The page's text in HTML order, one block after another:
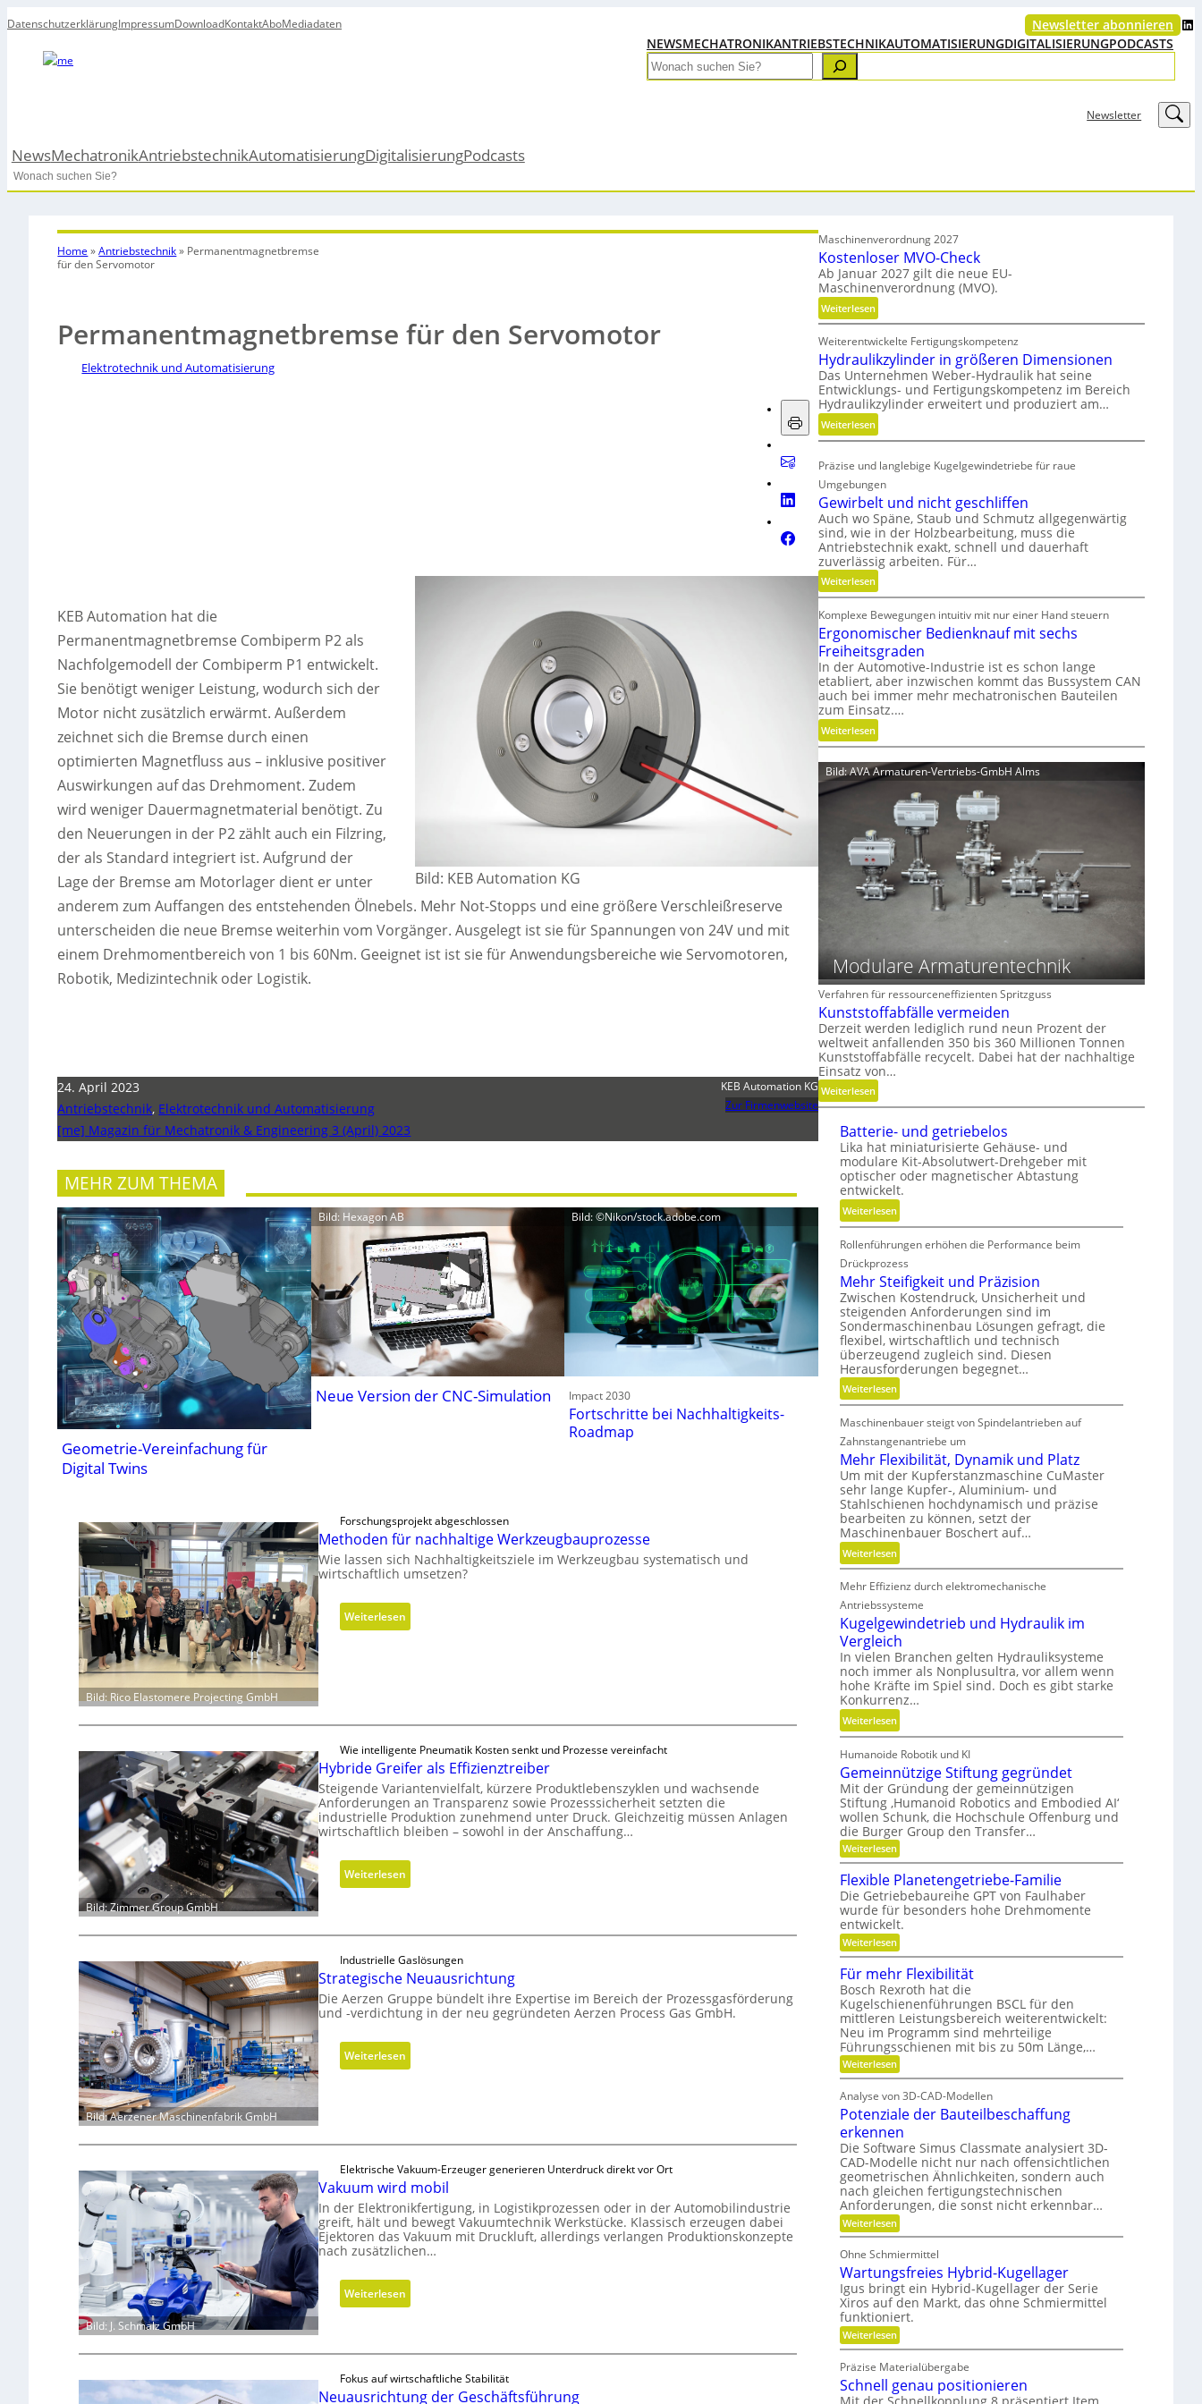
DatenschutzerklärungImpressumDownloadKontaktAboMediadaten Newsletter abonnieren LinkedIn
NEWSMECHATRONIKANTRIEBSTECHNIKAUTOMATISIERUNGDIGITALISIERUNGPODCASTS
Search
Newsletter LinkedIn
NewsMechatronikAntriebstechnikAutomatisierungDigitalisierungPodcasts
Search
Home »Antriebstechnik» Permanentmagnetbremse
für den Servomotor
Permanentmagnetbremse für den Servomotor
Elektrotechnik und Automatisierung
Bild: KEB Automation KG
KEB Automation hat die
Permanentmagnetbremse Combiperm P2 als
Nachfolgemodell der Combiperm P1 entwickelt.
Sie benötigt weniger Leistung, wodurch sich der
Motor nicht zusätzlich erwärmt. Außerdem
zeichnet sich die Bremse durch einen
optimierten Magnetfluss aus – inklusive positiver
Auswirkungen auf das Drehmoment. Zudem
wird weniger Dauermagnetmaterial benötigt. Zu
den Neuerungen in der P2 zählt auch ein Filzring,
der als Standard integriert ist. Aufgrund der
Lage der Bremse am Motorlager dient er unter
anderem zum Auffangen des entstehenden Ölnebels. Mehr Not-Stopps und eine größere Verschleißreserve
unterscheiden die neue Bremse weiterhin vom Vorgänger. Ausgelegt ist sie für Spannungen von 24V und mit
einem Drehmomentbereich von 1 bis 60Nm. Geeignet ist ist sie für Anwendungsbereiche wie Servomotoren,
Robotik, Medizintechnik oder Logistik.
24. April 2023
Antriebstechnik, Elektrotechnik und Automatisierung
[me] Magazin für Mechatronik & Engineering 3 (April) 2023
KEB Automation KG
Zur Firmenwebsite
MEHR ZUM THEMA
Geometrie-Vereinfachung für
Digital Twins
Bild: Hexagon AB
Neue Version der CNC-Simulation
Bild: ©Nikon/stock.adobe.com
Impact 2030
Fortschritte bei Nachhaltigkeits-
Roadmap
Bild: Rico Elastomere Projecting GmbH
Forschungsprojekt abgeschlossen
Methoden für nachhaltige Werkzeugbauprozesse
Wie lassen sich Nachhaltigkeitsziele im Werkzeugbau systematisch und
wirtschaftlich umsetzen?
Weiterlesen:
M
d
e
n
f
ü
r
n
a
c
a
l
t
g
W
e
e
g
b
a
u
p
o
z
e
Bild: Zimmer Group GmbH
Wie intelligente Pneumatik Kosten senkt und Prozesse vereinfacht
Hybride Greifer als Effizienztreiber
Steigende Variantenvielfalt, kürzere Produktlebenszyklen und wachsende
Anforderungen an Transparenz sowie Prozesssicherheit setzten die
industrielle Produktion zunehmend unter Druck. Gleichzeitig müssen Anlagen
wirtschaftlich bleiben – sowohl in der Anschaffung…
Weiterlesen:
H
i
d
e
r
e
l
s
E
ff
i
e
r
e
Bild: Aerzener Maschinenfabrik GmbH
Industrielle Gaslösungen
Strategische Neuausrichtung
Die Aerzen Gruppe bündelt ihre Expertise im Bereich der Prozessgasförderung
und -verdichtung in der neu gegründeten Aerzen Process Gas GmbH.
Weiterlesen:
S
t
e
g
i
s
c
e
N
a
u
s
Bild: J. Schmalz GmbH
Elektrische Vakuum-Erzeuger generieren Unterdruck direkt vor Ort
Vakuum wird mobil
In der Elektronikfertigung, in Logistikprozessen oder in der Automobilindustrie
greift, hält und bewegt Vakuumtechnik Werkstücke. Klassisch erzeugen dabei
Ejektoren das Vakuum mit Druckluft, allerdings verlangen Produktionskonzepte
nach zusätzlichen…
Weiterlesen:
V
u
Fokus auf wirtschaftliche Stabilität
Neuausrichtung der Geschäftsführung
Maschinenverordnung 2027
Kostenloser MVO-Check
Ab Januar 2027 gilt die neue EU-
Maschinenverordnung (MVO).
Weiterlesen:
K
o
s
t
e
n
l
o
s
r
M
V
O
-
C
h
e
c
k
Weiterentwickelte Fertigungskompetenz
Hydraulikzylinder in größeren Dimensionen
Das Unternehmen Weber-Hydraulik hat seine
Entwicklungs- und Fertigungskompetenz im Bereich
Hydraulikzylinder erweitert und produziert am…
Weiterlesen:
H
r
a
u
l
i
z
y
n
d
e
r
i
n
g
r
e
r
e
n
D
n
s
i
o
n
e
n
Präzise und langlebige Kugelgewindetriebe für raue
Umgebungen
Gewirbelt und nicht geschliffen
Auch wo Späne, Staub und Schmutz allgegenwärtig
sind, wie in der Holzbearbeitung, muss die
Antriebstechnik exakt, schnell und dauerhaft
zuverlässig arbeiten. Für…
Weiterlesen:
G
e
w
i
r
b
e
l
t
u
n
d
c
h
t
g
e
c
l
i
f
e
n
Komplexe Bewegungen intuitiv mit nur einer Hand steuern
Ergonomischer Bedienknauf mit sechs
Freiheitsgraden
In der Automotive-Industrie ist es schon lange
etabliert, aber inzwischen kommt das Bussystem CAN
auch bei immer mehr mechatronischen Bauteilen
zum Einsatz.…
Weiterlesen:
E
r
g
o
m
i
s
c
B
e
d
i
e
n
k
a
f
m
i
t
s
e
c
F
r
e
i
h
e
i
t
s
g
r
a
d
e
n
Bild: AVA Armaturen-Vertriebs-GmbH Alms
Modulare Armaturentechnik
Verfahren für ressourceneffizienten Spritzguss
Kunststoffabfälle vermeiden
Derzeit werden lediglich rund neun Prozent der
weltweit anfallenden 350 bis 360 Millionen Tonnen
Kunststoffabfälle recycelt. Dabei hat der nachhaltige
Einsatz von…
Weiterlesen:
K
n
s
t
s
t
o
f
f
a
b
f
ä
l
l
e
v
r
m
e
i
d
e
n
Batterie- und getriebelos
Lika hat miniaturisierte Gehäuse- und
modulare Kit-Absolutwert-Drehgeber mit
optischer oder magnetischer Abtastung
entwickelt.
Weiterlesen:
B
a
t
t
e
r
i
e
-
u
n
g
e
t
r
i
e
b
l
o
s
Rollenführungen erhöhen die Performance beim
Drückprozess
Mehr Steifigkeit und Präzision
Zwischen Kostendruck, Unsicherheit und
steigenden Anforderungen sind im
Sondermaschinenbau Lösungen gefragt, die
flexibel, wirtschaftlich und technisch
überzeugend zugleich sind. Diesen
Herausforderungen begegnet…
Weiterlesen:
M
e
h
r
S
t
e
i
f
i
k
e
i
t
u
n
d
P
r
z
i
s
i
o
n
Maschinenbauer steigt von Spindelantrieben auf
Zahnstangenantriebe um
Mehr Flexibilität, Dynamik und Platz
Um mit der Kupferstanzmaschine CuMaster
sehr lange Kupfer-, Aluminium- und
Stahlschienen hochdynamisch und präzise
bearbeiten zu können, setzt der
Maschinenbauer Boschert auf…
Weiterlesen:
M
e
h
r
F
l
e
x
i
b
i
l
i
t
ä
t
,
D
y
n
a
m
i
k
u
n
d
P
l
a
t
z
Mehr Effizienz durch elektromechanische
Antriebssysteme
Kugelgewindetrieb und Hydraulik im
Vergleich
In vielen Branchen gelten Hydrauliksysteme
noch immer als Nonplusultra, vor allem wenn
hohe Kräfte im Spiel sind. Doch es gibt starke
Konkurrenz…
Weiterlesen:
K
u
g
e
l
g
e
w
i
n
d
e
t
r
i
e
b
u
n
d
H
y
d
r
a
u
l
i
k
i
e
r
g
l
e
i
c
h
Humanoide Robotik und KI
Gemeinnützige Stiftung gegründet
Mit der Gründung der gemeinnützigen
Stiftung ‚Humanoid Robotics and Embodied AI‘
wollen Schunk, die Hochschule Offenburg und
die Burger Group den Transfer…
Weiterlesen:
G
e
m
e
i
n
n
ü
t
z
i
g
e
S
t
i
f
t
n
g
g
e
g
r
ü
n
d
e
t
Flexible Planetengetriebe-Familie
Die Getriebebaureihe GPT von Faulhaber
wurde für besonders hohe Drehmomente
entwickelt.
Weiterlesen:
F
e
x
i
b
l
e
P
l
a
e
t
e
n
g
e
t
r
i
e
b
e
-
a
m
i
l
i
e
Für mehr Flexibilität
Bosch Rexroth hat die
Kugelschienenführungen BSCL für den
mittleren Leistungsbereich weiterentwickelt:
Neu im Programm sind mehrteilige
Führungsschienen mit bis zu 50m Länge,…
Weiterlesen:
F
r
m
h
r
F
l
e
x
i
b
i
l
t
ä
t
Analyse von 3D-CAD-Modellen
Potenziale der Bauteilbeschaffung
erkennen
Die Software Simus Classmate analysiert 3D-
CAD-Modelle nicht nur nach offensichtlichen
geometrischen Ähnlichkeiten, sondern auch
nach gleichen fertigungstechnischen
Anforderungen, die sonst nicht erkennbar…
Weiterlesen:
P
t
e
n
z
i
a
l
e
e
r
B
Ohne Schmiermittel
Wartungsfreies Hybrid-Kugellager
Igus bringt ein Hybrid-Kugellager der Serie
Xiros auf den Markt, das ohne Schmiermittel
funktioniert.
Weiterlesen:
W
r
t
u
Präzise Materialübergabe
Schnell genau positionieren